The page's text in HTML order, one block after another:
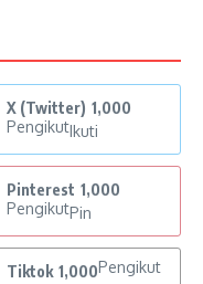
X (Twitter) 1,000
PengikutIkuti
Pinterest 1,000
PengikutPin
Tiktok 1,000Pengikut